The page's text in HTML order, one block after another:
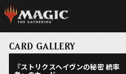
CARD GALLERY
『ストリクスヘイヴンの秘密 統率